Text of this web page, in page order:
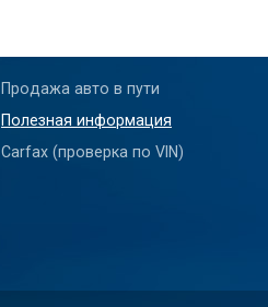
Продажа авто в пути
Полезная информация
Carfax (проверка по VIN)